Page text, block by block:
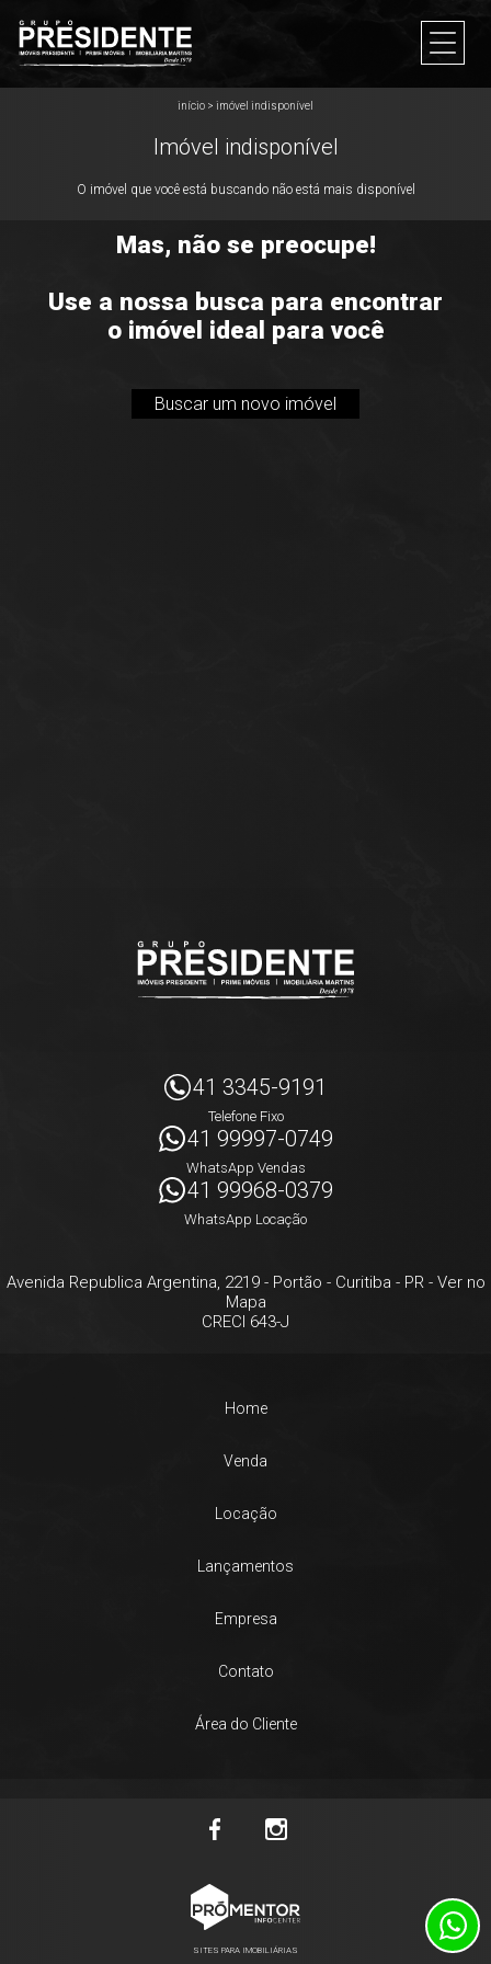
início > imóvel indisponível
Imóvel indisponível
O imóvel que você está buscando não está mais disponível
Mas, não se preocupe!
Use a nossa busca para encontrar
o imóvel ideal para você
Buscar um novo imóvel
41 3345-9191
Telefone Fixo
41 99997-0749
WhatsApp Vendas
41 99968-0379
WhatsApp Locação
Avenida Republica Argentina, 2219- Portão - Curitiba - PR- Ver no
Mapa
CRECI 643-J
Home
Venda
Locação
Lançamentos
Empresa
Contato
Área do Cliente
SITES PARA IMOBILIÁRIAS